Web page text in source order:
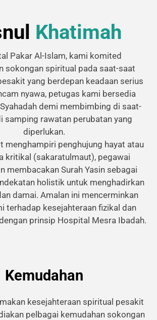
Khatimah
Pakar Al-Islam, kami komited
sokongan spiritual pada saat-saat
yang berdepan keadaan serius
nyawa, petugas kami bersedia
demi membimbing di saat-
samping rawatan perubatan yang
diperlukan.
menghampiri penghujung hayat atau
kritikal (sakaratulmaut), pegawai
membacakan Surah Yasin sebagai
holistik untuk menghadirkan
damai. Amalan ini mencerminkan
terhadap kesejahteraan fizikal dan
prinsip Hospital Mesra Ibadah.
Kemudahan
kesejahteraan spiritual pesakit
pelbagai kemudahan sokongan